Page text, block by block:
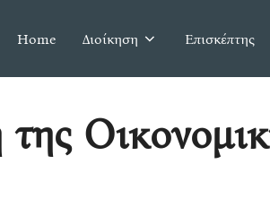
Home Διοίκηση Επισκέπτης